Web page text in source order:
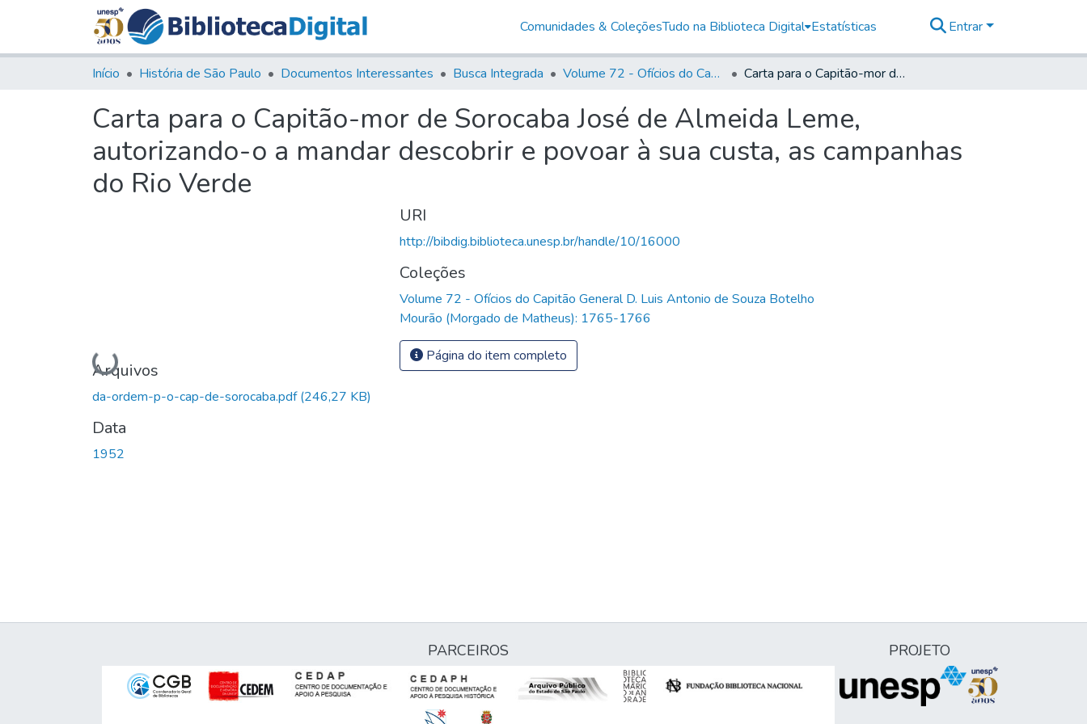
Comunidades & ColeçõesTudo na Biblioteca Digital Estatísticas Entrar
Início História de São Paulo Documentos Interessantes Busca Integrada Volume 72 - Ofícios do Capitão General D. Luis Antonio de Souza Botelho Mourão (Morgado de Matheus): 1765-1766 Carta para o Capitão-mor de Sorocaba José de Almeida Leme, autorizando-o a mandar descobrir e povoar à sua custa, as campanhas do Rio Verde
Carta para o Capitão-mor de Sorocaba José de Almeida Leme,
autorizando-o a mandar descobrir e povoar à sua custa, as campanhas
do Rio Verde
Carregando...
Arquivos
da-ordem-p-o-cap-de-sorocaba.pdf(246,27 KB)
Data
1952
URI
http://bibdig.biblioteca.unesp.br/handle/10/16000
Coleções
Volume 72 - Ofícios do Capitão General D. Luis Antonio de Souza Botelho
Mourão (Morgado de Matheus): 1765-1766
Página do item completo
PARCEIROS PROJETO